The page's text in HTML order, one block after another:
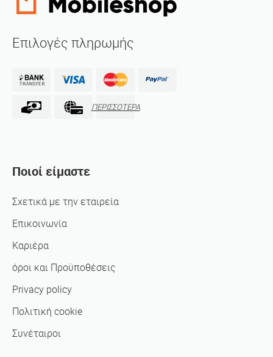
Επιλογές πληρωμής
ΠΕΡΙΣΣΟΤΕΡΑ
Ποιοί είμαστε
Σχετικά με την εταιρεία
Επικοινωνία
Καριέρα
όροι και Προϋποθέσεις
Privacy policy
Πολιτική cookie
Συνέταιροι